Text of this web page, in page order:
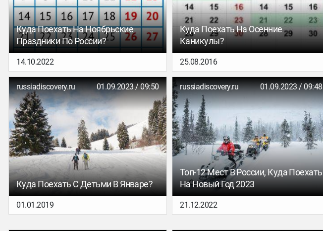
Куда Поехать На Ноябрьские
Праздники По России?
14.10.2022
Куда Поехать На Осенние
Каникулы?
25.08.2016
russiadiscovery.ru 01.09.2023 / 09:50
Куда Поехать С Детьми В Январе?
01.01.2019
russiadiscovery.ru 01.09.2023 / 09:48
Топ-12 Мест В России, Куда Поехать
На Новый Год 2023
21.12.2022